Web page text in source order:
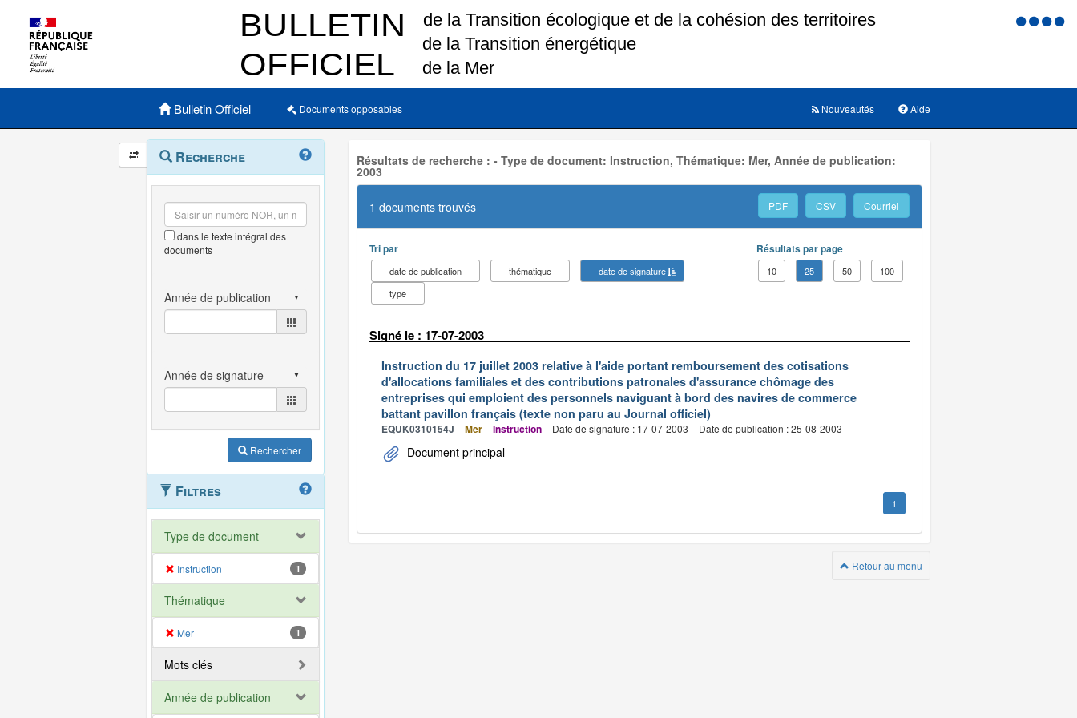
Menu
Menu principal
Bulletin Officiel Documents opposables Aide
Nouveautés
Navigation
et
outils
annexes
Menu
contextuel
Recherche
dans le texte intégral des
documents
Rechercher
Filtres
Type de document
Instruction 1
Thématique
Mer 1
Mots clés
Année de publication
Résultats de recherche : - Type de document: Instruction, Thématique: Mer, Année de publication:
2003
1 documents trouvés PDF CSV Courriel
Tri par
date de publication thématique
date de signature
type
Résultats par page
10 25 50 100
Signé le : 17-07-2003
Instruction du 17 juillet 2003 relative à l'aide portant remboursement des cotisations
d'allocations familiales et des contributions patronales d'assurance chômage des
entreprises qui emploient des personnels naviguant à bord des navires de commerce
battant pavillon français (texte non paru au Journal officiel)
EQUK0310154J Mer Instruction Date de signature : 17-07-2003 Date de publication : 25-08-2003
Document principal
1
Retour au menu